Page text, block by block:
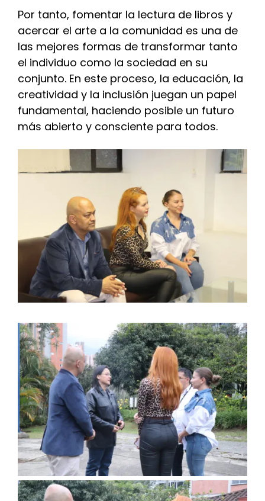
Por tanto, fomentar la lectura de libros y
acercar el arte a la comunidad es una de
las mejores formas de transformar tanto
el individuo como la sociedad en su
conjunto. En este proceso, la educación, la
creatividad y la inclusión juegan un papel
fundamental, haciendo posible un futuro
más abierto y consciente para todos.